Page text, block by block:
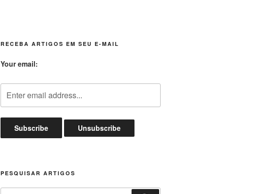
RECEBA ARTIGOS EM SEU E-MAIL
Your email:
PESQUISAR ARTIGOS